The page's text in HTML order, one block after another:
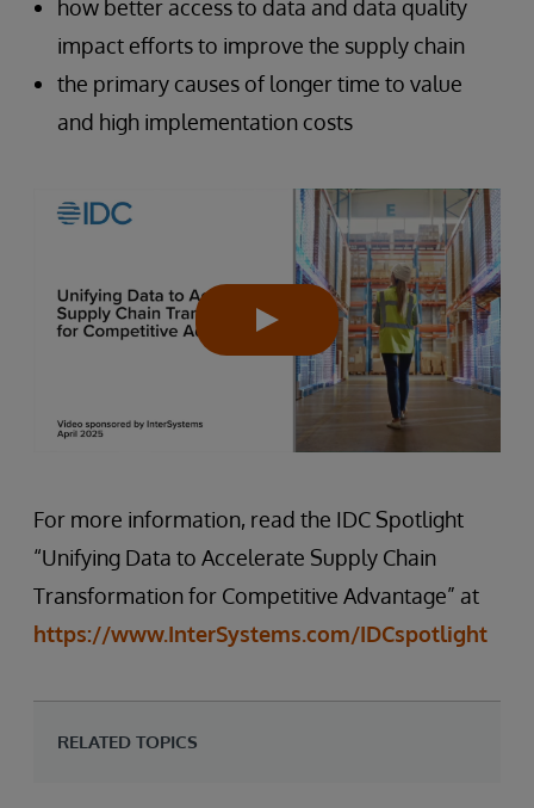
how better access to data and data quality
impact efforts to improve the supply chain
the primary causes of longer time to value
and high implementation costs
For more information, read the IDC Spotlight
“Unifying Data to Accelerate Supply Chain
Transformation for Competitive Advantage” at
https://www.InterSystems.com/IDCspotlight
RELATED TOPICS